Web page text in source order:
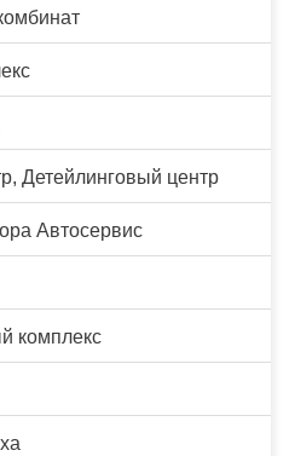
Детейлинговый центр
Автосервис
комплекс